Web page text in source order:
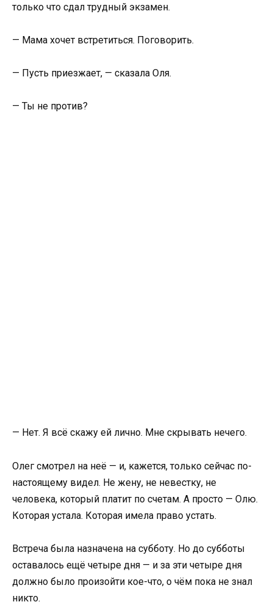
только что сдал трудный экзамен.
— Мама хочет встретиться. Поговорить.
— Пусть приезжает, — сказала Оля.
— Ты не против?
— Нет. Я всё скажу ей лично. Мне скрывать нечего.
Олег смотрел на неё — и, кажется, только сейчас по-
настоящему видел. Не жену, не невестку, не
человека, который платит по счетам. А просто — Олю.
Которая устала. Которая имела право устать.
Встреча была назначена на субботу. Но до субботы
оставалось ещё четыре дня — и за эти четыре дня
должно было произойти кое-что, о чём пока не знал
никто.